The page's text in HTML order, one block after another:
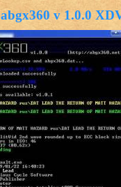
abgx360 v 1.0.0